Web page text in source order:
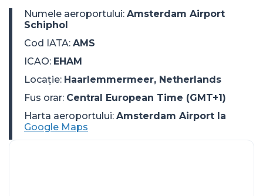
Numele aeroportului: Amsterdam Airport
Schiphol
Cod IATA: AMS
ICAO: EHAM
Locație: Haarlemmermeer, Netherlands
Fus orar: Central European Time (GMT+1)
Harta aeroportului: Amsterdam Airport la
Google Maps